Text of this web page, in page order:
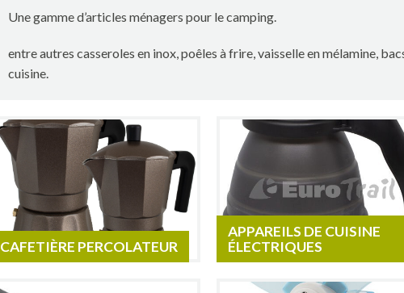
Une gamme d’articles ménagers pour le camping.
entre autres casseroles en inox, poêles à frire, vaisselle en mélamine,
cuisine.
CAFETIÈRE PERCOLATEUR
APPAREILS DE CUISINE
ÉLECTRIQUES